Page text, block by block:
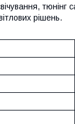
тюнінг
рішень.